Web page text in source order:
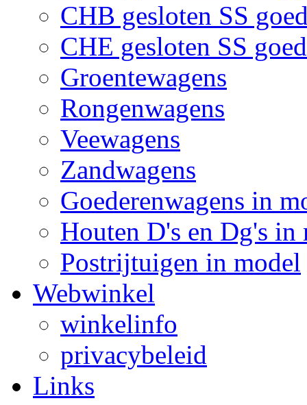
CHB gesloten SS
CHE gesloten SS
Groentewagens
Rongenwagens
Veewagens
Zandwagens
Goederenwagens in
Houten D's en Dg's in
Postrijtuigen in model
Webwinkel
winkelinfo
privacybeleid
Links